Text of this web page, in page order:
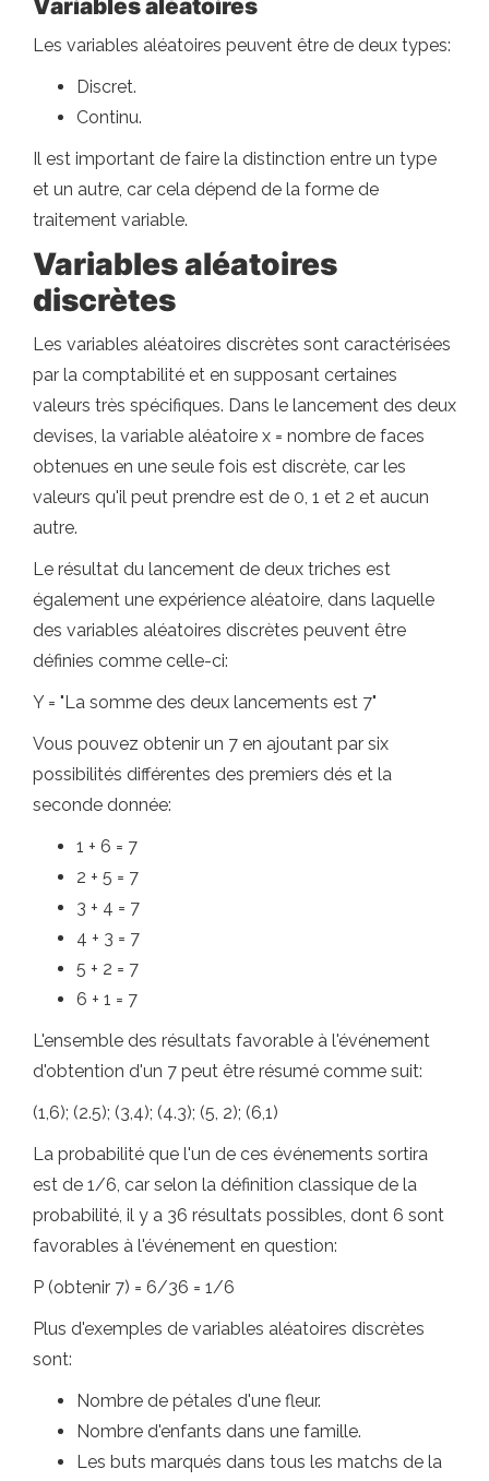
Variables aléatoires
Les variables aléatoires peuvent être de deux types:
Discret.
Continu.
Il est important de faire la distinction entre un type
et un autre, car cela dépend de la forme de
traitement variable.
Variables aléatoires
discrètes
Les variables aléatoires discrètes sont caractérisées
par la comptabilité et en supposant certaines
valeurs très spécifiques. Dans le lancement des deux
devises, la variable aléatoire x = nombre de faces
obtenues en une seule fois est discrète, car les
valeurs qu'il peut prendre est de 0, 1 et 2 et aucun
autre.
Le résultat du lancement de deux triches est
également une expérience aléatoire, dans laquelle
des variables aléatoires discrètes peuvent être
définies comme celle-ci:
Y = "La somme des deux lancements est 7"
Vous pouvez obtenir un 7 en ajoutant par six
possibilités différentes des premiers dés et la
seconde donnée:
1 + 6 = 7
2 + 5 = 7
3 + 4 = 7
4 + 3 = 7
5 + 2 = 7
6 + 1 = 7
L'ensemble des résultats favorable à l'événement
d'obtention d'un 7 peut être résumé comme suit:
(1,6); (2.5); (3,4); (4.3); (5, 2); (6,1)
La probabilité que l'un de ces événements sortira
est de 1/6, car selon la définition classique de la
probabilité, il y a 36 résultats possibles, dont 6 sont
favorables à l'événement en question:
P (obtenir 7) = 6/36 = 1/6
Plus d'exemples de variables aléatoires discrètes
sont:
Nombre de pétales d'une fleur.
Nombre d'enfants dans une famille.
Les buts marqués dans tous les matchs de la